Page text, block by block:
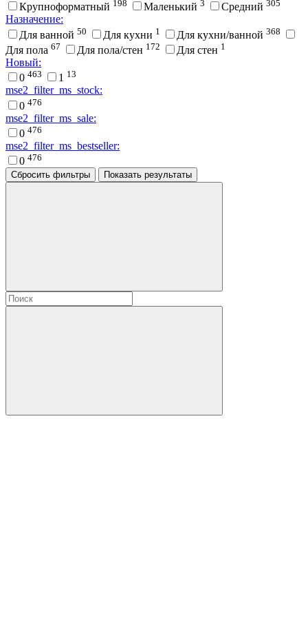
Крупноформатный 198 Маленький 3 Средний 305
Назначение:
Для ванной 50 Для кухни 1 Для кухни/ванной 368
Для пола 67 Для пола/стен 172 Для стен 1
Новый:
0 463 1 13
mse2_filter_ms_stock:
0 476
mse2_filter_ms_sale:
0 476
mse2_filter_ms_bestseller:
0 476
Сбросить фильтры
Показать результаты